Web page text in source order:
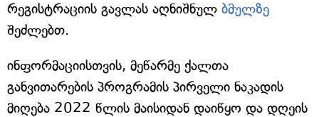
რეგისტრაციის გავლას აღნიშნულ ბმულზე
შეძლებთ.
ინფორმაციისთვის, მეწარმე ქალთა
განვითარების პროგრამის პირველი ნაკადის
მიღება 2022 წლის მაისიდან დაიწყო და დღეის